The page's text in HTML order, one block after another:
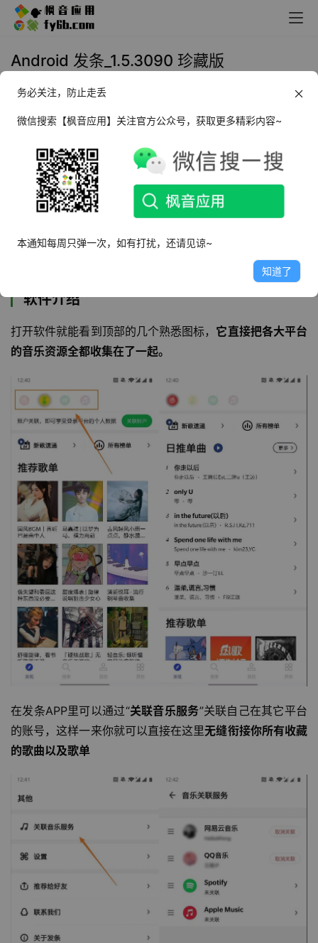
Android 发条_1.5.3090 珍藏版
2021年11月24日 04:24
件想听什么说话即可全平台搜歌，并且发条音乐
助手任意界面都能语音控制，让用户快速找到想
要的音乐，没有版权限制。
软件介绍
打开软件就能看到顶部的几个熟悉图标， 它直接把各大平台
的音乐资源全都收集在了一起。
在发条APP里可以通过“关联音乐服务”关联自己在其它平台
的账号，这样一来你就可以直接在这里无缝衔接你所有收藏
的歌曲以及歌单
务必关注，防止走丢
微信搜索【枫音应用】关注官方公众号，获取更多精彩内容~
本通知每周只弹一次，如有打扰，还请见谅~
知道了